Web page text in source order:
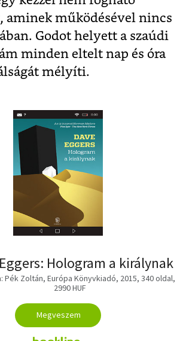
aminek működésével nincs
Godot helyett a szaúdi
minden eltelt nap és óra
mélyíti.
Hologram a királynak
Pék Zoltán, Európa Könyvkiadó, 2015, 340 oldal,
2990 HUF